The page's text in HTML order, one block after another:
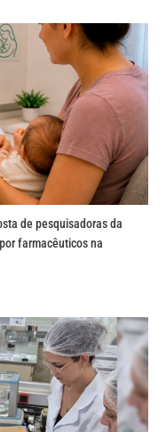
de pesquisadoras da
farmacêuticos na